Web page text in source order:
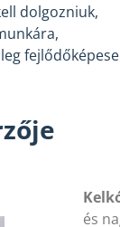
dolgozniuk,
és